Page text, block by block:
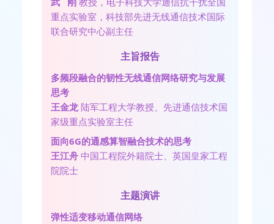
重点实验室，科技部先进无线通信技术国际
联合研究中心副主任
主旨报告
多频段融合的韧性无线通信网络研究与发展
思考
王金龙 陆军工程大学教授、先进通信技术国
家级重点实验室主任
面向6G的通感算智融合技术的思考
王江舟 中国工程院外籍院士、英国皇家工程
院院士
主题演讲
弹性适变移动通信网络